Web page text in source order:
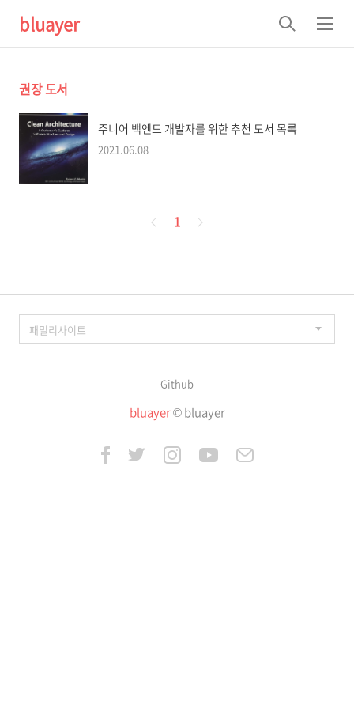
bluayer
검
색
메
뉴
권장 도서
주니어 백엔드 개발자를 위한 추천 도서 목록
2021.06.08
페
1
Github
bluayer© bluayer